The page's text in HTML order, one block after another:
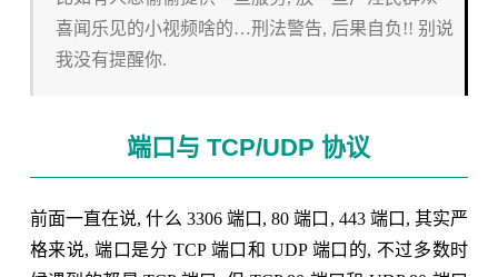
喜闻乐见的小视频啥的…刑法警告, 后果自负!! 别说
我没有提醒你.
端口与 TCP/UDP 协议
前面一直在说, 什么 3306 端口, 80 端口, 443 端口, 其实严
格来说, 端口是分 TCP 端口和 UDP 端口的, 不过多数时